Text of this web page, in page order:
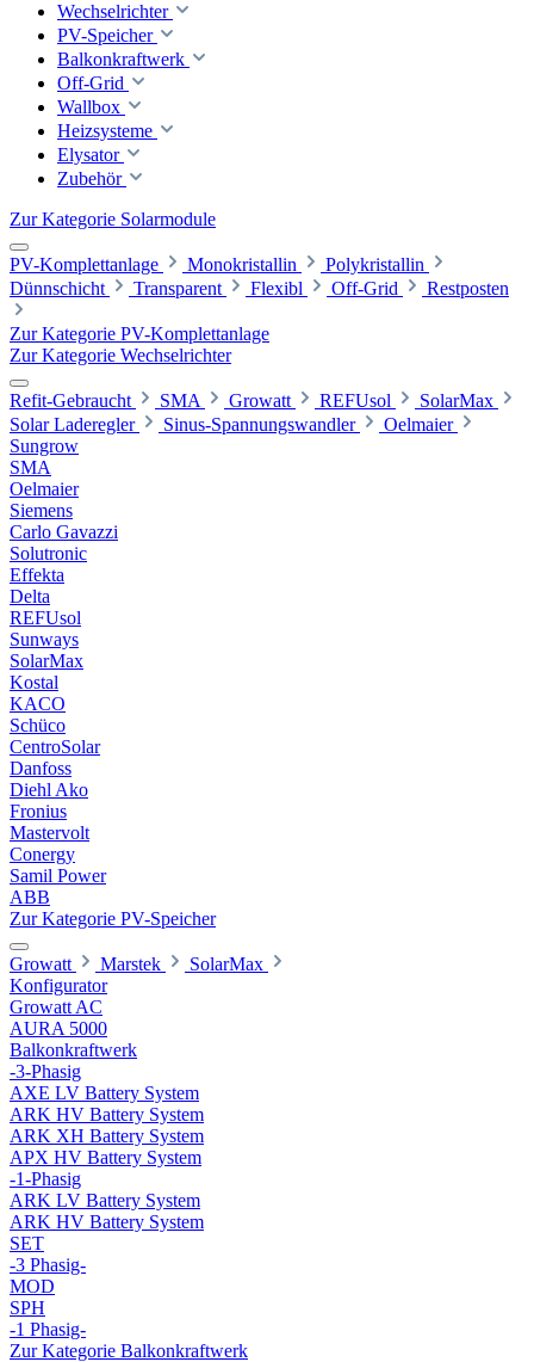
Wechselrichter
PV-Speicher
Balkonkraftwerk
Off-Grid
Wallbox
Heizsysteme
Elysator
Zubehör
Zur Kategorie Solarmodule
PV-Komplettanlage Monokristallin
Polykristallin
Dünnschicht
Transparent Flexibl Off-Grid Restposten
Zur Kategorie PV-Komplettanlage
Zur Kategorie Wechselrichter
Refit-Gebraucht SMA Growatt REFUsol
SolarMax
Solar Laderegler
Sinus-Spannungswandler
Oelmaier
Sungrow
SMA
Oelmaier
Siemens
Carlo Gavazzi
Solutronic
Effekta
Delta
REFUsol
Sunways
SolarMax
Kostal
KACO
Schüco
CentroSolar
Danfoss
Diehl Ako
Fronius
Mastervolt
Conergy
Samil Power
ABB
Zur Kategorie PV-Speicher
Growatt Marstek
SolarMax
Konfigurator
Growatt AC
AURA 5000
Balkonkraftwerk
-3-Phasig
AXE LV Battery System
ARK HV Battery System
ARK XH Battery System
APX HV Battery System
-1-Phasig
ARK LV Battery System
ARK HV Battery System
SET
-3 Phasig-
MOD
SPH
-1 Phasig-
Zur Kategorie Balkonkraftwerk